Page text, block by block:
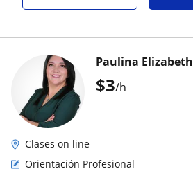
$3/h
Paulina Elizabeth
Clases on line
Orientación Profesional